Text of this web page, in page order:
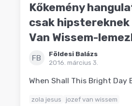
Kőkemény
csak
Van Wissem-
FB
Földesi Balázs
2016. március 3.
When Shall This Bright Day
zola jesus jozef van wissem